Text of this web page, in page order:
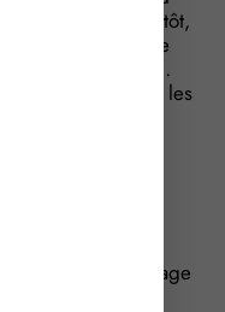
au plus tôt,
un projet de
prévue pour le…
les fabricants et les
de sacs
à usage
2016,
apparent) :
pour le compostage